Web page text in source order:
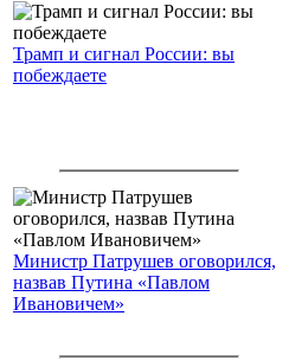
Трамп и сигнал России: вы
побеждаете
Министр Патрушев оговорился,
назвав Путина «Павлом
Ивановичем»